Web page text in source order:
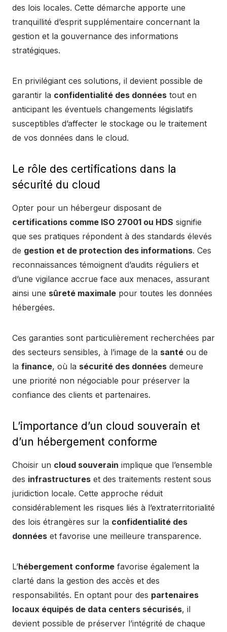
des lois locales. Cette démarche apporte une
tranquillité d’esprit supplémentaire concernant la
gestion et la gouvernance des informations
stratégiques.
En privilégiant ces solutions, il devient possible de
garantir la confidentialité des données tout en
anticipant les éventuels changements législatifs
susceptibles d’affecter le stockage ou le traitement
de vos données dans le cloud.
Le rôle des certifications dans la
sécurité du cloud
Opter pour un hébergeur disposant de
certifications comme ISO 27001 ou HDS signifie
que ses pratiques répondent à des standards élevés
de gestion et de protection des informations. Ces
reconnaissances témoignent d’audits réguliers et
d’une vigilance accrue face aux menaces, assurant
ainsi une sûreté maximale pour toutes les données
hébergées.
Ces garanties sont particulièrement recherchées par
des secteurs sensibles, à l’image de la santé ou de
la finance, où la sécurité des données demeure
une priorité non négociable pour préserver la
confiance des clients et partenaires.
L’importance d’un cloud souverain et
d’un hébergement conforme
Choisir un cloud souverain implique que l’ensemble
des infrastructures et des traitements restent sous
juridiction locale. Cette approche réduit
considérablement les risques liés à l’extraterritorialité
des lois étrangères sur la confidentialité des
données et favorise une meilleure transparence.
L’hébergement conforme favorise également la
clarté dans la gestion des accès et des
responsabilités. En optant pour des partenaires
locaux équipés de data centers sécurisés, il
devient possible de préserver l’intégrité de chaque